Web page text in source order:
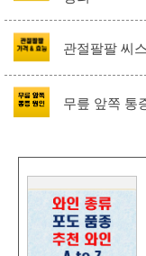
관절팔팔 씨
무릎 앞쪽 통